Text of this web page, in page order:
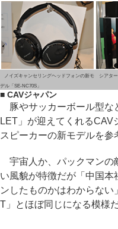
ノイズキャンセリングヘッドフォンの新モ
デル「SE-NC70S」
シアタ
■ CAVジャパン
豚やサッカーボール型な
LET」が迎えてくれるCAV
スピーカーの新モデルを参
宇宙人か、パックマンの
い風貌が特徴だが「中国本
ンしたものかはわからな
T」とほぼ同じになる模様だ